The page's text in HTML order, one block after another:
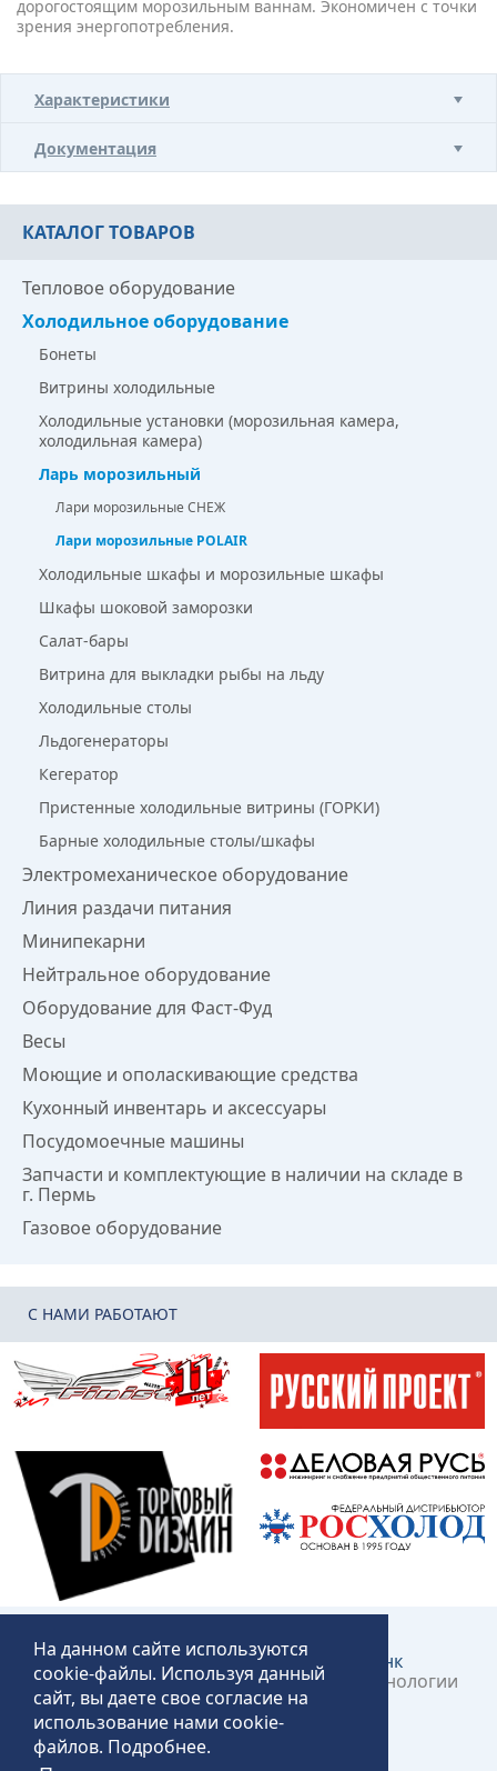
дорогостоящим морозильным ваннам. Экономичен с точки
зрения энергопотребления.
Характеристики
Документация
КАТАЛОГ ТОВАРОВ
Тепловое оборудование
Холодильное оборудование
Бонеты
Витрины холодильные
Холодильные установки (морозильная камера,
холодильная камера)
Ларь морозильный
Лари морозильные СНЕЖ
Лари морозильные POLAIR
Холодильные шкафы и морозильные шкафы
Шкафы шоковой заморозки
Салат-бары
Витрина для выкладки рыбы на льду
Холодильные столы
Льдогенераторы
Кегератор
Пристенные холодильные витрины (ГОРКИ)
Барные холодильные столы/шкафы
Электромеханическое оборудование
Линия раздачи питания
Минипекарни
Нейтральное оборудование
Оборудование для Фаст-Фуд
Весы
Моющие и ополаскивающие средства
Кухонный инвентарь и аксессуары
Посудомоечные машины
Запчасти и комплектующие в наличии на складе в
г. Пермь
Газовое оборудование
C НАМИ РАБОТАЮТ
Создание и продвижение сайта:КликЛинк
©2018 – 2026 «Технопит» – Пермские технологии
общественного питания
На данном сайте используются
cookie-файлы. Используя данный
сайт, вы даете свое согласие на
использование нами cookie-
файлов. Подробнее.